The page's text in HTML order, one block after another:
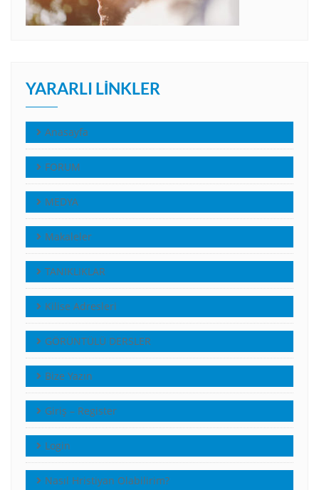
YARARLI LINKLER
Anasayfa
FORUM
MEDYA
Makaleler
TANIKLIKLAR
Kilise Adresleri
GÖRÜNTÜLÜ DERSLER
Bize Yazın
Giriş – Register
Login
Nasıl Hristiyan Olabilirim?